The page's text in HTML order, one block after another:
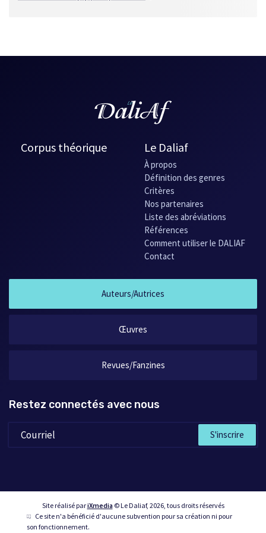
Corpus théorique Le Daliaf
À propos
Définition des genres
Critères
Nos partenaires
Liste des abréviations
Références
Comment utiliser le DALIAF
Contact
Auteurs/Autrices
Œuvres
Revues/Fanzines
Restez connectés avec nous
S'inscrire
Site réalisé pariXmedia© Le Daliaf, 2026, tous droits réservés
Ce site n'a bénéficié d'aucune subvention pour sa création ni pour
son fonctionnement.